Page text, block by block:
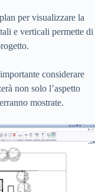
per visualizzare la
e verticali permette di
considerare
non solo l’aspetto
mostrate.